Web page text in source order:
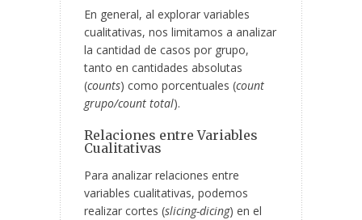
En general, al explorar variables
cualitativas, nos limitamos a analizar
la cantidad de casos por grupo,
tanto en cantidades absolutas
(counts) como porcentuales (count
grupo/count total).
Relaciones entre Variables
Cualitativas
Para analizar relaciones entre
variables cualitativas, podemos
realizar cortes (slicing-dicing) en el